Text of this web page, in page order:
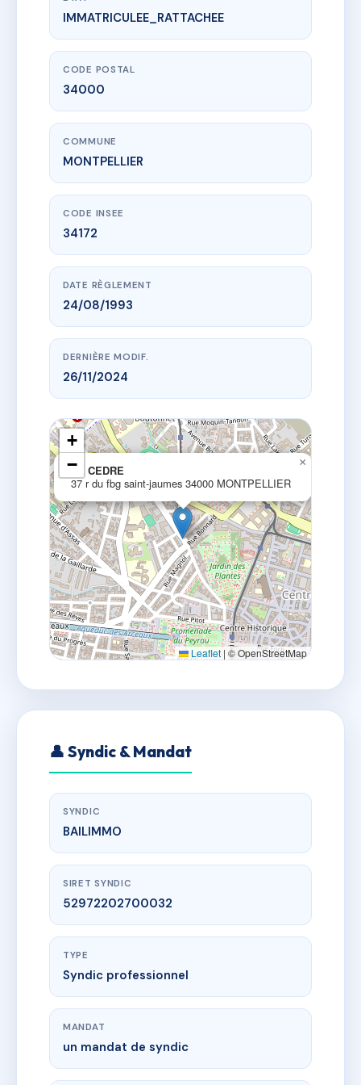
www.vme.plus/AE6830608
LE CEDRE
37 r du fbg saint-jaumes
IMMATRICULEE_RATTACHEE
CODE POSTAL
34000
COMMUNE
MONTPELLIER
CODE INSEE
34172
DATE RÈGLEMENT
24/08/1993
DERNIÈRE MODIF.
26/11/2024
LE CEDRE
37 r du fbg saint-jaumes 34000 MONTPELLIER
×
+
−
Leaflet | © OpenStreetMap
👤 Syndic & Mandat
SYNDIC
BAILIMMO
SIRET SYNDIC
52972202700032
TYPE
Syndic professionnel
MANDAT
un mandat de syndic